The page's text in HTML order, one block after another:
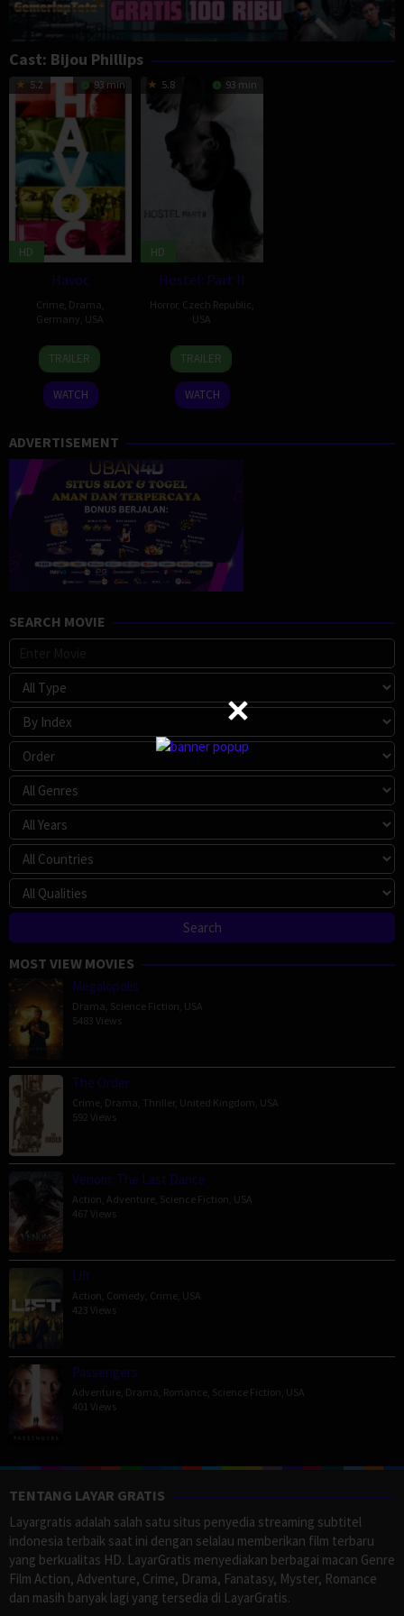
Cast: Bijou Phillips
5.2 93 min
HD
Havoc
Crime Drama
Germany USA
16
Oct
2005
Barbara
Kopple
TRAILER
WATCH
5.8 93 min
HD
Hostel: Part II
Horror, Czech Republic
USA
7
Jun
2007
Eli
Roth
TRAILER
WATCH
ADVERTISEMENT
SEARCH MOVIE
MOST VIEW MOVIES
Megalopolis
Drama Science Fiction USA
5483 Views
The Order
Crime Drama Thriller, United Kingdom USA
592 Views
Venom: The Last Dance
Action Adventure Science Fiction USA
467 Views
Lift
Action Comedy Crime USA
423 Views
Passengers
Adventure Drama Romance Science Fiction USA
401 Views
TENTANG LAYAR GRATIS
Layargratis adalah salah satu situs penyedia streaming subtitel
indonesia terbaik saat ini dengan selalau memberikan film terbaru
yang berkualitas HD. LayarGratis menyediakan berbagai macan Genre
Film Action, Adventure, Crime, Drama, Fanatasy, Myster, Romance
dan masih banyak lagi yang tersedia di LayarGratis.